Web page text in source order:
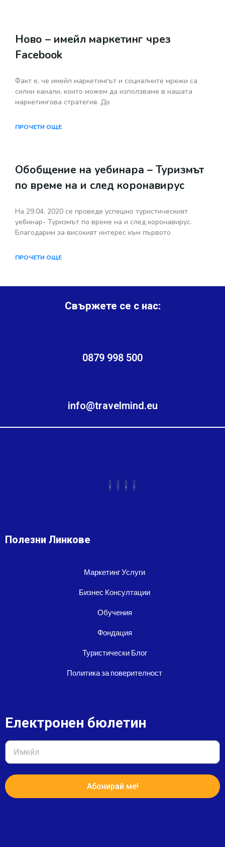
Ново – имейл маркетинг чрез
Facebook
Факт е, че имейл маркетингът и социалните мрежи са
силни канали, които можем да използваме в нашата
маркетингова стратегия. До
ПРОЧЕТИ ОЩЕ
Обобщение на уебинара – Туризмът
по време на и след коронавирус
На 29.04. 2020 се проведе успешно туристическият
уебинар- Туризмът по време на и след коронавирус.
Благодарим за високият интерес към първото
ПРОЧЕТИ ОЩЕ
Свържете се с нас:
0879 998 500
info@travelmind.eu
Полезни Линкове
Маркетинг Услуги
Бизнес Консултации
Обучения
Фондация
Туристически Блог
Политика за поверителност
Електронен бюлетин
Абонирай ме!